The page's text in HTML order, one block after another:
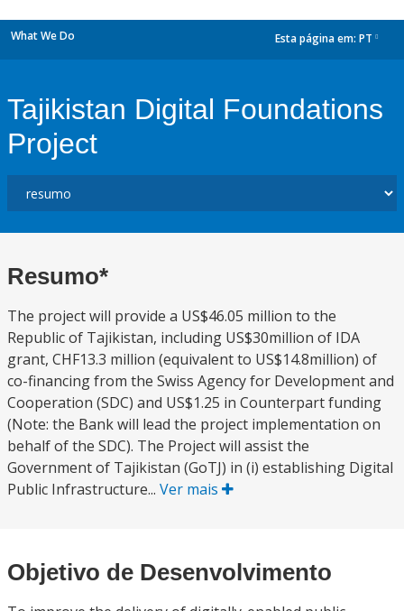
What We Do Esta página em: PT
Tajikistan Digital Foundations
Project
Resumo*
The project will provide a US$46.05 million to the
Republic of Tajikistan, including US$30million of IDA
grant, CHF13.3 million (equivalent to US$14.8million) of
co-financing from the Swiss Agency for Development and
Cooperation (SDC) and US$1.25 in Counterpart funding
(Note: the Bank will lead the project implementation on
behalf of the SDC). The Project will assist the
Government of Tajikistan (GoTJ) in (i) establishing Digital
Public Infrastructure... Ver mais
Objetivo de Desenvolvimento